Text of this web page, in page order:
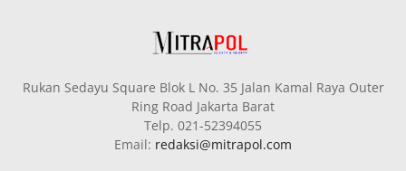
Rukan Sedayu Square Blok L No. 35 Jalan Kamal Raya Outer
Ring Road Jakarta Barat
Telp. 021-52394055
Email: redaksi@mitrapol.com